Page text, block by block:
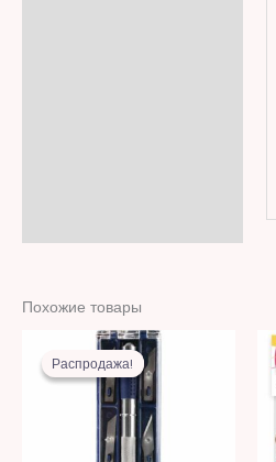
Похожие товары
Распродажа!
Распродажа!
Первоначальная
цена
составляла
169,00 MDL.